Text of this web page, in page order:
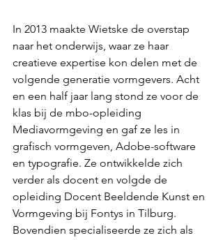
In 2013 maakte Wietske de overstap
naar het onderwijs, waar ze haar
creatieve expertise kon delen met de
volgende generatie vormgevers. Acht
en een half jaar lang stond ze voor de
klas bij de mbo-opleiding
Mediavormgeving en gaf ze les in
grafisch vormgeven, Adobe-software
en typografie. Ze ontwikkelde zich
verder als docent en volgde de
opleiding Docent Beeldende Kunst en
Vormgeving bij Fontys in Tilburg.
Bovendien specialiseerde ze zich als